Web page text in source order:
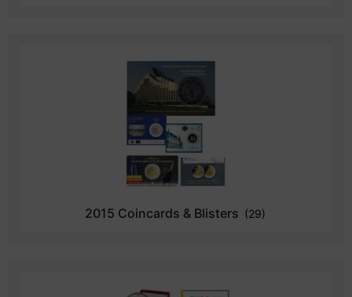
2015 Coincards & Blisters (29)